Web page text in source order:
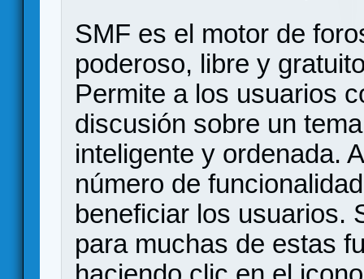
SMF es el motor de
poderoso, libre y
Permite a los usuarios
discusión sobre un
inteligente y ordenada.
número de
beneficiar los usuarios.
para muchas de estas